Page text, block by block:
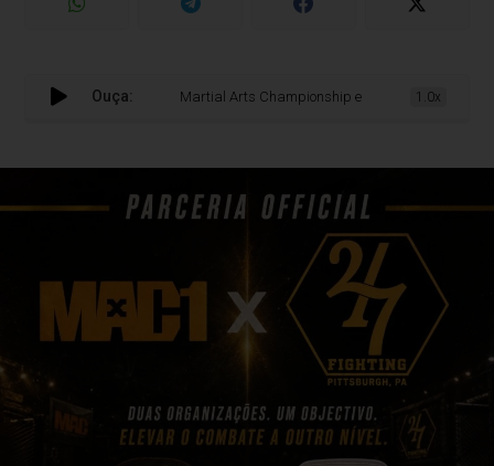
Ouça: Martial Arts Championship e 247 Fighting anunciam
1.0x